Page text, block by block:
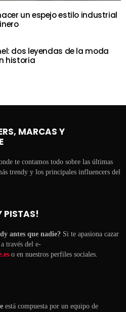
un espejo estilo industrial
dos leyendas de la moda
historia
MARCAS Y
te contamos todo sobre las últimas
trendy y los principales influencers del
PISTAS!
antes que nadie? Si te apasiona cazar
través del e-
o en nuestros perfiles sociales.
está compuesta por un equipo de